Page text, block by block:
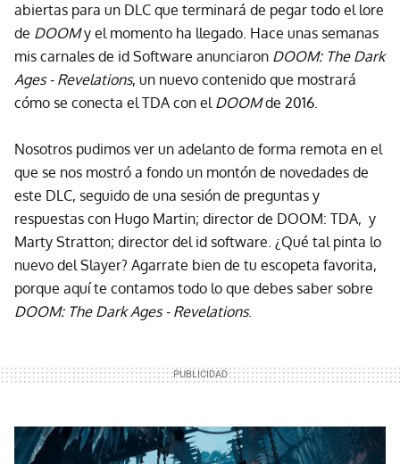
abiertas para un DLC que terminará de pegar todo el lore
de DOOMy el momento ha llegado. Hace unas semanas
mis carnales de id Software anunciaron DOOM: The Dark
Ages - Revelations, un nuevo contenido que mostrará
cómo se conecta el TDA con el DOOMde 2016.
Nosotros pudimos ver un adelanto de forma remota en el
que se nos mostró a fondo un montón de novedades de
este DLC, seguido de una sesión de preguntas y
respuestas con Hugo Martin; director de DOOM: TDA, y
Marty Stratton; director del id software. ¿Qué tal pinta lo
nuevo del Slayer? Agarrate bien de tu escopeta favorita,
porque aquí te contamos todo lo que debes saber sobre
DOOM: The Dark Ages - Revelations.